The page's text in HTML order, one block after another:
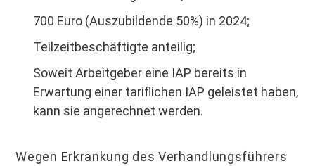
700 Euro (Auszubildende 50%) in 2024;
Teilzeitbeschäftigte anteilig;
Soweit Arbeitgeber eine IAP bereits in
Erwartung einer tariflichen IAP geleistet haben,
kann sie angerechnet werden.
Wegen Erkrankung des Verhandlungsführers